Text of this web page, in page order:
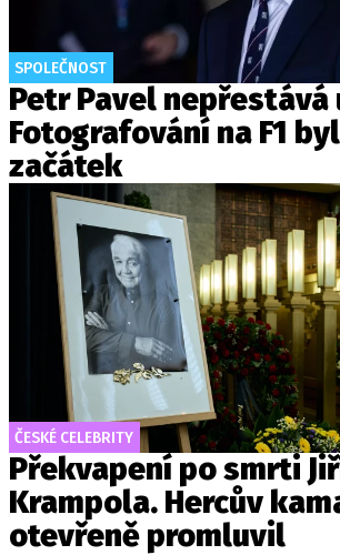
SPOLEČNOST
Petr Pavel
Fotografování na F1
začátek
ČESKÉ CELEBRITY
Překvapení po smrti
Krampola. Hercův
otevřeně promluvil